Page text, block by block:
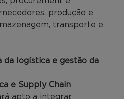
produção e
transporte e
da logística e gestão da
e Supply Chain
apto a integrar